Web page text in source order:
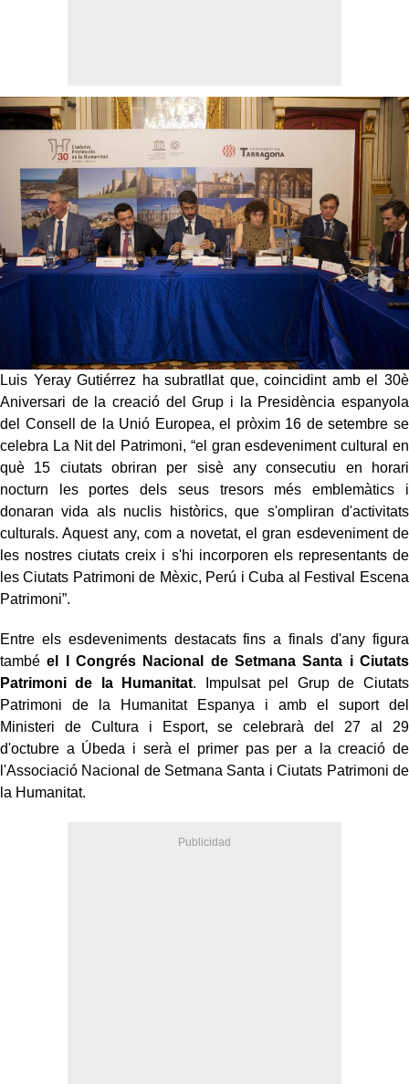
Luis Yeray Gutiérrez ha subratllat que, coincidint amb el 30è
Aniversari de la creació del Grup i la Presidència espanyola
del Consell de la Unió Europea, el pròxim 16 de setembre se
celebra La Nit del Patrimoni, “el gran esdeveniment cultural en
què 15 ciutats obriran per sisè any consecutiu en horari
nocturn les portes dels seus tresors més emblemàtics i
donaran vida als nuclis històrics, que s'ompliran d'activitats
culturals. Aquest any, com a novetat, el gran esdeveniment de
les nostres ciutats creix i s'hi incorporen els representants de
les Ciutats Patrimoni de Mèxic, Perú i Cuba al Festival Escena
Patrimoni”.
Entre els esdeveniments destacats fins a finals d'any figura
tambéel I Congrés Nacional de Setmana Santa i Ciutats
Patrimoni de la Humanitat. Impulsat pel Grup de Ciutats
Patrimoni de la Humanitat Espanya i amb el suport del
Ministeri de Cultura i Esport, se celebrarà del 27 al 29
d'octubre a Úbeda i serà el primer pas per a la creació de
l'Associació Nacional de Setmana Santa i Ciutats Patrimoni de
la Humanitat.